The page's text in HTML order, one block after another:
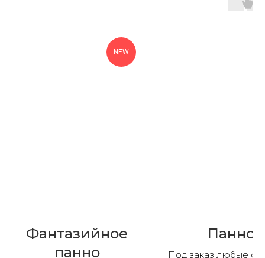
NEW
Фантазийное
панно
Панно
Под заказ любые